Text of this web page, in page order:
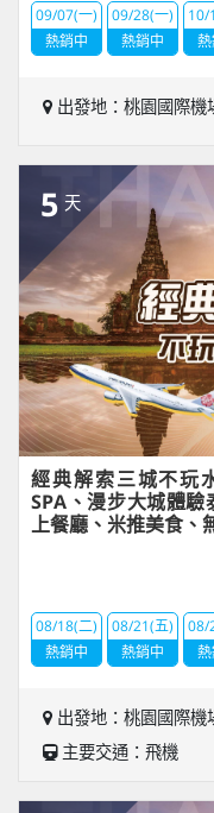
09/07(一)
熱銷中
09/28(一)
熱銷中
10/
出發地：桃園國際機
5 天
經典解索三城不玩
SPA、漫步大城體
上餐廳、米推美食、
08/18(二)
熱銷中
08/21(五)
熱銷中
08/
出發地：桃園國際機
主要交通：飛機